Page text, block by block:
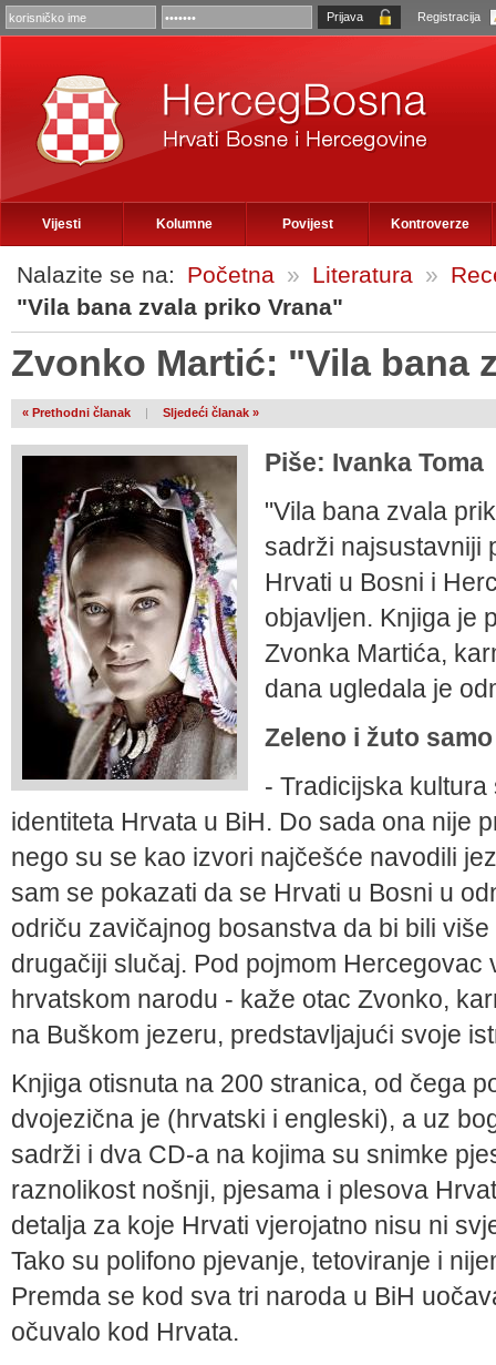
Registracija
Vijesti Kolumne Povijest Kontroverze
Nalazite se na: Početna » Literatura »
"Vila bana zvala priko Vrana"
Zvonko Martić: "Vila bana
« Prethodni članak | Sljedeći članak »
Piše: Ivanka Toma
"Vila bana zvala
sadrži najsustavniji
Hrvati u Bosni i
objavljen. Knjiga je
Zvonka Martića,
dana ugledala je
Zeleno i žuto
- Tradicijska
identiteta Hrvata u BiH. Do sada ona nije
nego su se kao izvori najčešće navodili
sam se pokazati da se Hrvati u Bosni u
odriču zavi­čajnog bosanstva da bi bili
drugačiji slučaj. Pod pojmom
hrvatskom narodu - kaže otac Zvonko,
na Buškom jezeru, predstavljajući svoje
Knjiga otisnuta na 200 stranica, od čega
dvojezič­na je (hrvatski i engleski), a uz
sadrži i dva CD-a na kojima su snimke
raznolikost nošnji, pjesama i plesova
detalja za koje Hrvati vjerojatno nisu ni
Tako su polifono pjevanje, teto­viranje i
Premda se kod sva tri naroda u BiH
očuvalo kod Hrvata.